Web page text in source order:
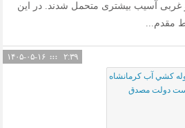
آسیب بیشتری متحمل شدند. در این
مقدم...
۲:۳۹